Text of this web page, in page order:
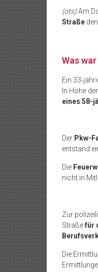
(ots)Am
Straße
Was
Ein 33-
In Höhe der
eines 58-
Der Pkw-
entstand
Die
nicht in
Zur
Straßefür
Die